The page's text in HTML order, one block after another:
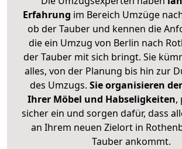
Erfahrung im Bereich Umzüge
ob der Tauber und kennen die
die ein Umzug von Berlin nach
der Tauber mit sich bringt. Sie
alles, von der Planung bis hin zur
des Umzugs. Sie organisieren
Ihrer Möbel und Habseligkeiten,
sicher ein und sorgen dafür, dass
an Ihrem neuen Zielort in
Tauber ankommt.